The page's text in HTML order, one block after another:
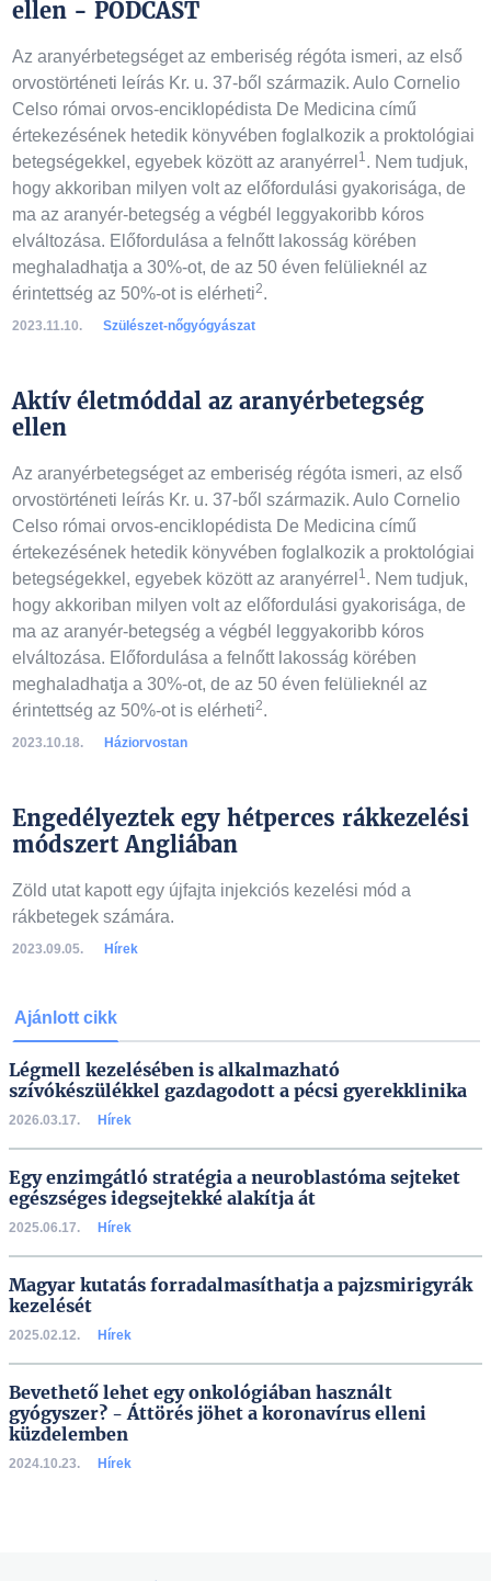
ellen - PODCAST
Az aranyérbetegséget az emberiség régóta ismeri, az első
orvostörténeti leírás Kr. u. 37-ből származik. Aulo Cornelio
Celso római orvos-enciklopédista De Medicina című
értekezésének hetedik könyvében foglalkozik a proktológiai
betegségekkel, egyebek között az aranyérrel 1. Nem tudjuk,
hogy akkoriban milyen volt az előfordulási gyakorisága, de
ma az aranyér-betegség a végbél leggyakoribb kóros
elváltozása. Előfordulása a felnőtt lakosság körében
meghaladhatja a 30%-ot, de az 50 éven felülieknél az
érintettség az 50%-ot is elérheti2.
2023.11.10. Szülészet-nőgyógyászat
Aktív életmóddal az aranyérbetegség
ellen
Az aranyérbetegséget az emberiség régóta ismeri, az első
orvostörténeti leírás Kr. u. 37-ből származik. Aulo Cornelio
Celso római orvos-enciklopédista De Medicina című
értekezésének hetedik könyvében foglalkozik a proktológiai
betegségekkel, egyebek között az aranyérrel 1. Nem tudjuk,
hogy akkoriban milyen volt az előfordulási gyakorisága, de
ma az aranyér-betegség a végbél leggyakoribb kóros
elváltozása. Előfordulása a felnőtt lakosság körében
meghaladhatja a 30%-ot, de az 50 éven felülieknél az
érintettség az 50%-ot is elérheti2.
2023.10.18. Háziorvostan
Engedélyeztek egy hétperces rákkezelési
módszert Angliában
Zöld utat kapott egy újfajta injekciós kezelési mód a
rákbetegek számára.
2023.09.05. Hírek
Ajánlott cikk
Légmell kezelésében is alkalmazható
szívókészülékkel gazdagodott a pécsi gyerekklinika
2026.03.17. Hírek
Egy enzimgátló stratégia a neuroblastóma sejteket
egészséges idegsejtekké alakítja át
2025.06.17. Hírek
Magyar kutatás forradalmasíthatja a pajzsmirigyrák
kezelését
2025.02.12. Hírek
Bevethető lehet egy onkológiában használt
gyógyszer? - Áttörés jöhet a koronavírus elleni
küzdelemben
2024.10.23. Hírek